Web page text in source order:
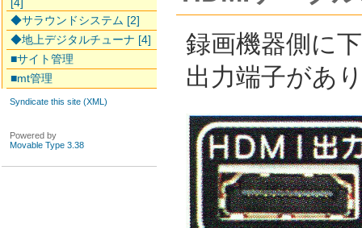
録画機器側に
出力端子があ
◆サラウンドシステム [2]
◆地上デジタルチューナ [4]
■サイト管理
■mt管理
Syndicate this site (XML)
Powered by
Movable Type 3.38